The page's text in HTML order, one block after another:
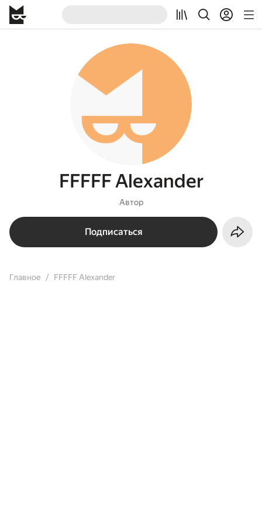
FFFFF Alexander
Автор
Подписаться
Главное FFFFF Alexander